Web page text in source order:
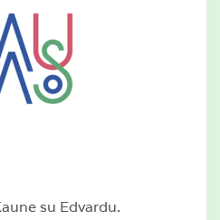
su Edvardu.